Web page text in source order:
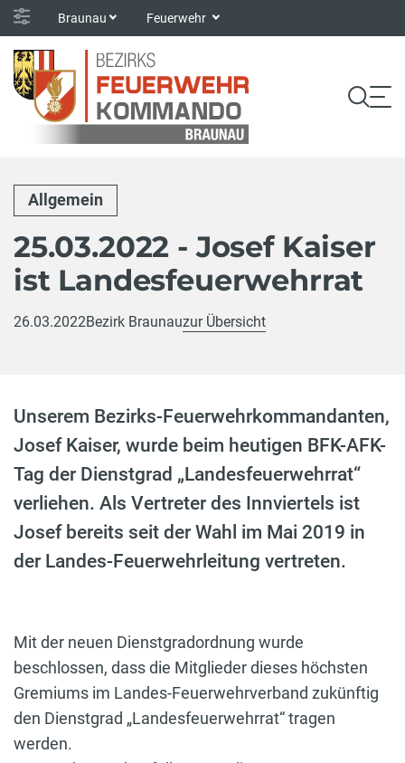
Braunau Feuerwehr
Allgemein
25.03.2022 - Josef Kaiser
ist Landesfeuerwehrrat
26.03.2022Bezirk Braunauzur Übersicht
Unserem Bezirks-Feuerwehrkommandanten,
Josef Kaiser, wurde beim heutigen BFK-AFK-
Tag der Dienstgrad „Landesfeuerwehrrat“
verliehen. Als Vertreter des Innviertels ist
Josef bereits seit der Wahl im Mai 2019 in
der Landes-Feuerwehrleitung vertreten.
Mit der neuen Dienstgradordnung wurde
beschlossen, dass die Mitglieder dieses höchsten
Gremiums im Landes-Feuerwehrverband zukünftig
den Dienstgrad „Landesfeuerwehrrat“ tragen
werden.